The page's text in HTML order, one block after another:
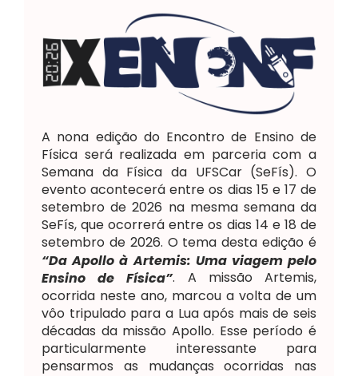
A nona edição do Encontro de Ensino de
Física será realizada em parceria com a
Semana da Física da UFSCar (SeFís). O
evento acontecerá entre os dias 15 e 17 de
setembro de 2026 na mesma semana da
SeFís, que ocorrerá entre os dias 14 e 18 de
setembro de 2026. O tema desta edição é
“Da Apollo à Artemis: Uma viagem pelo
Ensino de Física”. A missão Artemis,
ocorrida neste ano, marcou a volta de um
vôo tripulado para a Lua após mais de seis
décadas da missão Apollo. Esse período é
particularmente interessante para
pensarmos as mudanças ocorridas nas